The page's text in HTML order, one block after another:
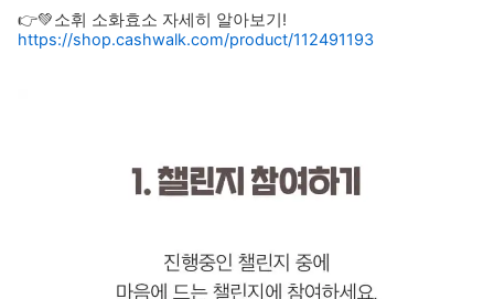
👉💚소휘 소화효소 자세히 알아보기!
https://shop.cashwalk.com/product/112491193